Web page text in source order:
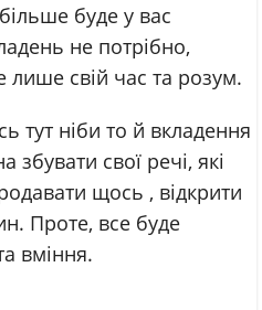
буде у вас
не потрібно,
свій час та розум.
тут ніби то й вкладення
свої речі, які
щось , відкрити
Проте, все буде
вміння.